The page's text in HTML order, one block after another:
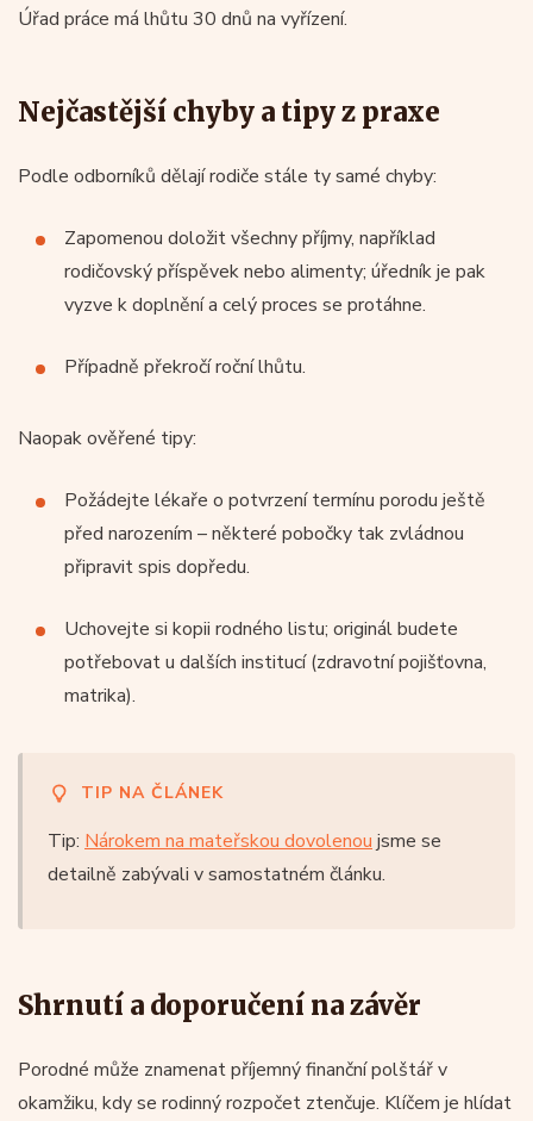
Úřad práce má lhůtu 30 dnů na vyřízení.
Nejčastější chyby a tipy z praxe
Podle odborníků dělají rodiče stále ty samé chyby:
Zapomenou doložit všechny příjmy, například
rodičovský příspěvek nebo alimenty; úředník je pak
vyzve k doplnění a celý proces se protáhne.
Případně překročí roční lhůtu.
Naopak ověřené tipy:
Požádejte lékaře o potvrzení termínu porodu ještě
před narozením – některé pobočky tak zvládnou
připravit spis dopředu.
Uchovejte si kopii rodného listu; originál budete
potřebovat u dalších institucí (zdravotní pojišťovna,
matrika).
TIP NA ČLÁNEK
Tip: Nárokem na mateřskou dovolenou jsme se
detailně zabývali v samostatném článku.
Shrnutí a doporučení na závěr
Porodné může znamenat příjemný finanční polštář v
okamžiku, kdy se rodinný rozpočet ztenčuje. Klíčem je hlídat